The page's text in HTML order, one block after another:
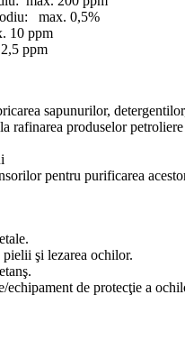
max. 0,5%
10 ppm
ppm
sapunurilor,
rafinarea produselor petroliere
pentru purificarea
şi lezarea ochilor.
echipament de protecţie a